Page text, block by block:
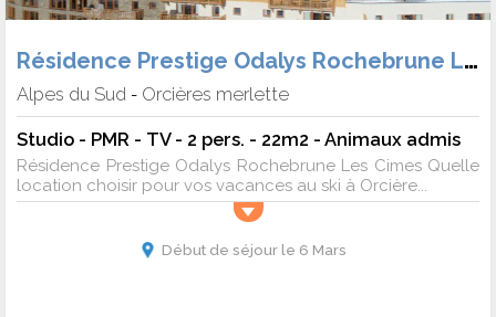
Résidence Prestige Odalys Rochebrune Les Cimes
Alpes du Sud - Orcières merlette
Studio - PMR - TV - 2 pers. - 22m2 - Animaux admis
Résidence Prestige Odalys Rochebrune Les Cimes Quelle
location choisir pour vos vacances au ski à Orcière...
Début de séjour le 6 Mars